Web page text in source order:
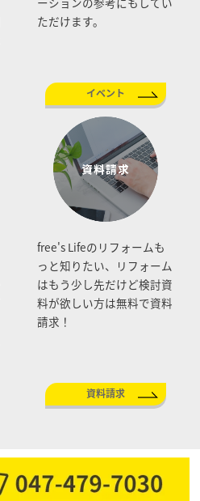
ただけます。
イベント
free's Lifeのリフォームも
っと知りたい、リフォーム
はもう少し先だけど検討資
料が欲しい方は無料で資料
請求！
資料請求